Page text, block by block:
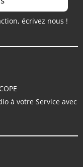
écrivez nous !
à votre Service avec